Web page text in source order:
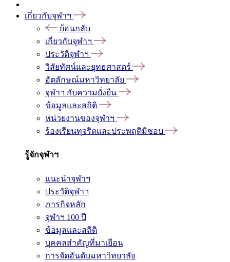
เกี่ยวกับจุฬาฯ
ย้อนกลับ
เกี่ยวกับจุฬาฯ
ประวัติจุฬาฯ
วิสัยทัศน์และยุทธศาสตร์
อัตลักษณ์มหาวิทยาลัย
จุฬาฯ กับความยั่งยืน
ข้อมูลและสถิติ
หน่วยงานของจุฬาฯ
ร้องเรียนทุจริตและประพฤติมิชอบ
รู้จักจุฬาฯ
แนะนำจุฬาฯ
ประวัติจุฬาฯ
ภารกิจหลัก
จุฬาฯ 100 ปี
ข้อมูลและสถิติ
บุคคลสำคัญที่มาเยือน
การจัดอันดับมหาวิทยาลัย